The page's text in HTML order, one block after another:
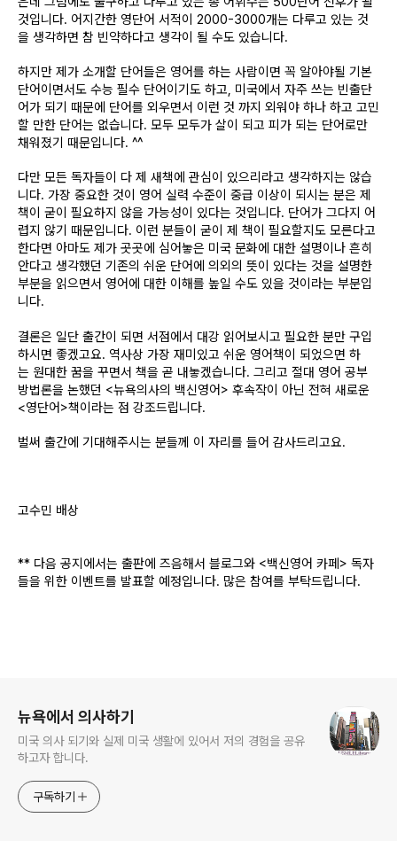
것입니다. 어지간한 영단어 서적이 2000-3000개는 다루고 있는 것
을 생각하면 참 빈약하다고 생각이 될 수도 있습니다.
하지만 제가 소개할 단어들은 영어를 하는 사람이면 꼭 알아야될 기본
단어이면서도 수능 필수 단어이기도 하고, 미국에서 자주 쓰는 빈출단
어가 되기 때문에 단어를 외우면서 이런 것 까지 외워야 하나 하고 고민
할 만한 단어는 없습니다. 모두 모두가 살이 되고 피가 되는 단어로만
채워졌기 때문입니다. ^^
다만 모든 독자들이 다 제 새책에 관심이 있으리라고 생각하지는 않습
니다. 가장 중요한 것이 영어 실력 수준이 중급 이상이 되시는 분은 제
책이 굳이 필요하지 않을 가능성이 있다는 것입니다. 단어가 그다지 어
렵지 않기 때문입니다. 이런 분들이 굳이 제 책이 필요할지도 모른다고
한다면 아마도 제가 곳곳에 심어놓은 미국 문화에 대한 설명이나 흔히
안다고 생각했던 기존의 쉬운 단어에 의외의 뜻이 있다는 것을 설명한
부분을 읽으면서 영어에 대한 이해를 높일 수도 있을 것이라는 부분입
니다.
결론은 일단 출간이 되면 서점에서 대강 읽어보시고 필요한 분만 구입
하시면 좋겠고요. 역사상 가장 재미있고 쉬운 영어책이 되었으면 하
는 원대한 꿈을 꾸면서 책을 곧 내놓겠습니다. 그리고 절대 영어 공부
방법론을 논했던 <뉴욕의사의 백신영어> 후속작이 아닌 전혀 새로운
<영단어>책이라는 점 강조드립니다.
벌써 출간에 기대해주시는 분들께 이 자리를 들어 감사드리고요.
고수민 배상
** 다음 공지에서는 출판에 즈음해서 블로그와 <백신영어 카페> 독자
들을 위한 이벤트를 발표할 예정입니다. 많은 참여를 부탁드립니다.
뉴욕에서 의사하기
미국 의사 되기와 실제 미국 생활에 있어서 저의 경험을 공유
하고자 합니다.
구독하기